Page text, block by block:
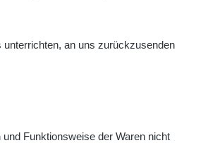
unterrichten, an uns zurückzusenden
Funktionsweise der Waren nicht